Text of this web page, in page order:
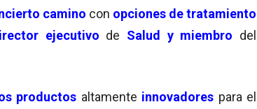
camino con opciones de tratamiento
ejecutivo de Salud y miembro del
productos altamente innovadores para el